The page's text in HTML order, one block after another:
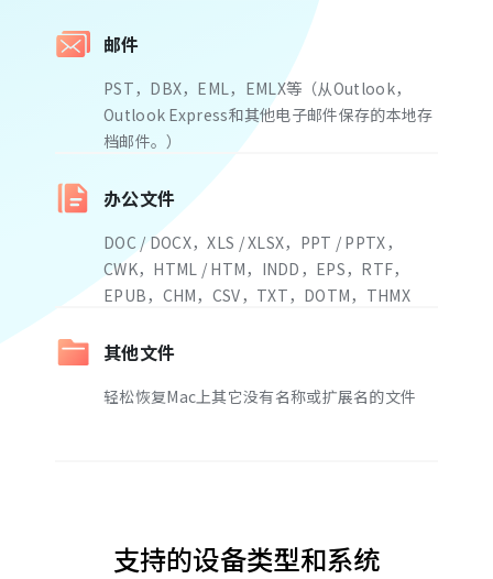
邮件
PST，DBX，EML，EMLX等（从Outlook，
Outlook Express和其他电子邮件保存的本地存
档邮件。）
办公文件
DOC / DOCX，XLS / XLSX，PPT / PPTX，
CWK，HTML / HTM，INDD，EPS，RTF，
EPUB，CHM，CSV，TXT，DOTM，THMX
其他文件
轻松恢复Mac上其它没有名称或扩展名的文件
支持的设备类型和系统